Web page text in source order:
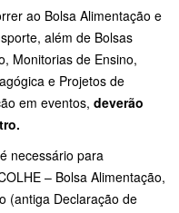
ao Bolsa Alimentação e
além de Bolsas
Monitorias de Ensino,
e Projetos de
em eventos, deverão
necessário para
– Bolsa Alimentação,
(antiga Declaração de